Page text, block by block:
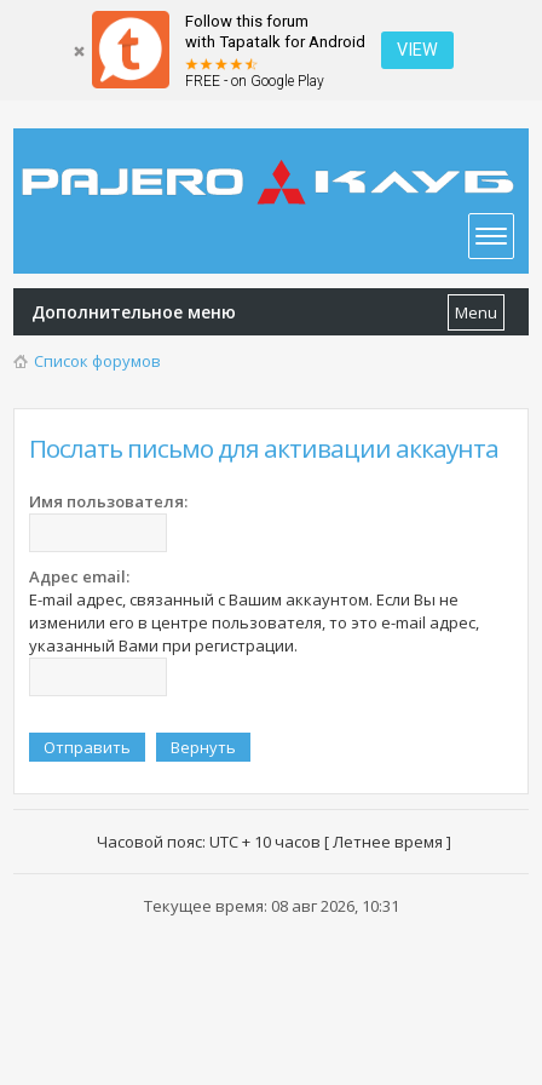
Follow this forum
with Tapatalk for Android
FREE - on Google Play
VIEW
Дополнительное меню Menu
Список форумов
Послать письмо для активации аккаунта
Имя пользователя:
Адрес email:
E-mail адрес, связанный с Вашим аккаунтом. Если Вы не
изменили его в центре пользователя, то это e-mail адрес,
указанный Вами при регистрации.
Часовой пояс: UTC + 10 часов [ Летнее время ]
Текущее время: 08 авг 2026, 10:31